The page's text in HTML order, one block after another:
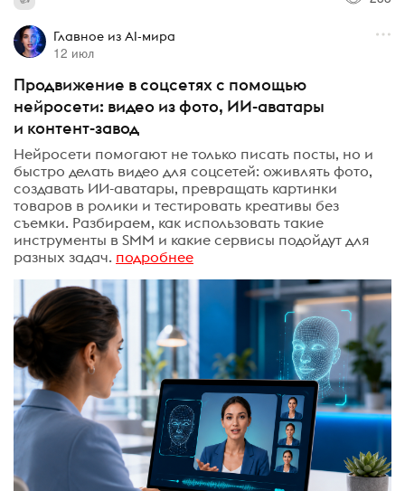
Главное из AI-мира
12 июл
Продвижение в соцсетях с помощью
нейросети: видео из фото, ИИ-аватары
и контент-завод
Нейросети помогают не только писать посты, но и
быстро делать видео для соцсетей: оживлять фото,
создавать ИИ-аватары, превращать картинки
товаров в ролики и тестировать креативы без
съемки. Разбираем, как использовать такие
инструменты в SMM и какие сервисы подойдут для
разных задач. подробнее